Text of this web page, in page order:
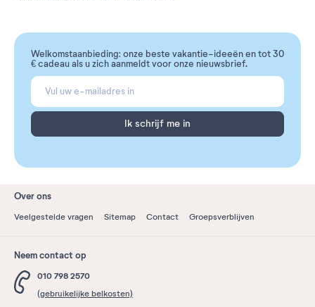
Welkomstaanbieding: onze beste vakantie-ideeën en tot 30
€ cadeau als u zich aanmeldt voor onze nieuwsbrief.
Ik schrijf me in
Over ons
Veelgestelde vragen Sitemap Contact Groepsverblijven
Neem contact op
010 798 2570
(gebruikelijke belkosten)